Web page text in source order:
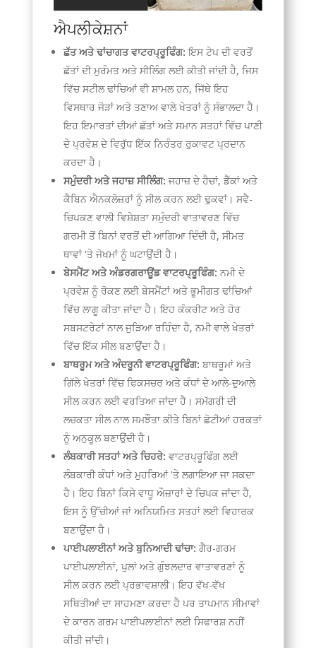
ਐਪਲੀਕੇਸ਼ਨਾਂ
ਛੱਤ ਅਤੇ ਢਾਂਚਾਗਤ ਵਾਟਰਪ੍ਰੂਫਿੰਗ: ਇਸ ਟੇਪ ਦੀ ਵਰਤੋਂ
ਛੱਤਾਂ ਦੀ ਮੁਰੰਮਤ ਅਤੇ ਸੀਲਿੰਗ ਲਈ ਕੀਤੀ ਜਾਂਦੀ ਹੈ, ਜਿਸ
ਵਿੱਚ ਸਟੀਲ ਢਾਂਚਿਆਂ ਵੀ ਸ਼ਾਮਲ ਹਨ, ਜਿੱਥੇ ਇਹ
ਵਿਸਥਾਰ ਜੋੜਾਂ ਅਤੇ ਤਣਾਅ ਵਾਲੇ ਖੇਤਰਾਂ ਨੂੰ ਸੰਭਾਲਦਾ ਹੈ।
ਇਹ ਇਮਾਰਤਾਂ ਦੀਆਂ ਛੱਤਾਂ ਅਤੇ ਸਮਾਨ ਸਤਹਾਂ ਵਿੱਚ ਪਾਣੀ
ਦੇ ਪ੍ਰਵੇਸ਼ ਦੇ ਵਿਰੁੱਧ ਇੱਕ ਨਿਰੰਤਰ ਰੁਕਾਵਟ ਪ੍ਰਦਾਨ
ਕਰਦਾ ਹੈ।
ਸਮੁੰਦਰੀ ਅਤੇ ਜਹਾਜ਼ ਸੀਲਿੰਗ: ਜਹਾਜ਼ ਦੇ ਹੈਚਾਂ, ਡੈੱਕਾਂ ਅਤੇ
ਕੈਬਿਨ ਐਨਕਲੋਜ਼ਰਾਂ ਨੂੰ ਸੀਲ ਕਰਨ ਲਈ ਢੁਕਵਾਂ। ਸਵੈ-
ਚਿਪਕਣ ਵਾਲੀ ਵਿਸ਼ੇਸ਼ਤਾ ਸਮੁੰਦਰੀ ਵਾਤਾਵਰਣ ਵਿੱਚ
ਗਰਮੀ ਤੋਂ ਬਿਨਾਂ ਵਰਤੋਂ ਦੀ ਆਗਿਆ ਦਿੰਦੀ ਹੈ, ਸੀਮਤ
ਥਾਵਾਂ 'ਤੇ ਜੋਖਮਾਂ ਨੂੰ ਘਟਾਉਂਦੀ ਹੈ।
ਬੇਸਮੈਂਟ ਅਤੇ ਅੰਡਰਗਰਾਊਂਡ ਵਾਟਰਪ੍ਰੂਫਿੰਗ: ਨਮੀ ਦੇ
ਪ੍ਰਵੇਸ਼ ਨੂੰ ਰੋਕਣ ਲਈ ਬੇਸਮੈਂਟਾਂ ਅਤੇ ਭੂਮੀਗਤ ਢਾਂਚਿਆਂ
ਵਿੱਚ ਲਾਗੂ ਕੀਤਾ ਜਾਂਦਾ ਹੈ। ਇਹ ਕੰਕਰੀਟ ਅਤੇ ਹੋਰ
ਸਬਸਟਰੇਟਾਂ ਨਾਲ ਜੁੜਿਆ ਰਹਿੰਦਾ ਹੈ, ਨਮੀ ਵਾਲੇ ਖੇਤਰਾਂ
ਵਿੱਚ ਇੱਕ ਸੀਲ ਬਣਾਉਂਦਾ ਹੈ।
ਬਾਥਰੂਮ ਅਤੇ ਅੰਦਰੂਨੀ ਵਾਟਰਪ੍ਰੂਫਿੰਗ: ਬਾਥਰੂਮਾਂ ਅਤੇ
ਗਿੱਲੇ ਖੇਤਰਾਂ ਵਿੱਚ ਫਿਕਸਚਰ ਅਤੇ ਕੰਧਾਂ ਦੇ ਆਲੇ-ਦੁਆਲੇ
ਸੀਲ ਕਰਨ ਲਈ ਵਰਤਿਆ ਜਾਂਦਾ ਹੈ। ਸਮੱਗਰੀ ਦੀ
ਲਚਕਤਾ ਸੀਲ ਨਾਲ ਸਮਝੌਤਾ ਕੀਤੇ ਬਿਨਾਂ ਛੋਟੀਆਂ ਹਰਕਤਾਂ
ਨੂੰ ਅਨੁਕੂਲ ਬਣਾਉਂਦੀ ਹੈ।
ਲੰਬਕਾਰੀ ਸਤਹਾਂ ਅਤੇ ਚਿਹਰੇ: ਵਾਟਰਪ੍ਰੂਫਿੰਗ ਲਈ
ਲੰਬਕਾਰੀ ਕੰਧਾਂ ਅਤੇ ਮੁਹਰਿਆਂ 'ਤੇ ਲਗਾਇਆ ਜਾ ਸਕਦਾ
ਹੈ। ਇਹ ਬਿਨਾਂ ਕਿਸੇ ਵਾਧੂ ਔਜ਼ਾਰਾਂ ਦੇ ਚਿਪਕ ਜਾਂਦਾ ਹੈ,
ਇਸ ਨੂੰ ਉੱਚੀਆਂ ਜਾਂ ਅਨਿਯਮਿਤ ਸਤਹਾਂ ਲਈ ਵਿਹਾਰਕ
ਬਣਾਉਂਦਾ ਹੈ।
ਪਾਈਪਲਾਈਨਾਂ ਅਤੇ ਬੁਨਿਆਦੀ ਢਾਂਚਾ: ਗੈਰ-ਗਰਮ
ਪਾਈਪਲਾਈਨਾਂ, ਪੁਲਾਂ ਅਤੇ ਗੁੰਝਲਦਾਰ ਵਾਤਾਵਰਣਾਂ ਨੂੰ
ਸੀਲ ਕਰਨ ਲਈ ਪ੍ਰਭਾਵਸ਼ਾਲੀ। ਇਹ ਵੱਖ-ਵੱਖ
ਸਥਿਤੀਆਂ ਦਾ ਸਾਹਮਣਾ ਕਰਦਾ ਹੈ ਪਰ ਤਾਪਮਾਨ ਸੀਮਾਵਾਂ
ਦੇ ਕਾਰਨ ਗਰਮ ਪਾਈਪਲਾਈਨਾਂ ਲਈ ਸਿਫਾਰਸ਼ ਨਹੀਂ
ਕੀਤੀ ਜਾਂਦੀ।